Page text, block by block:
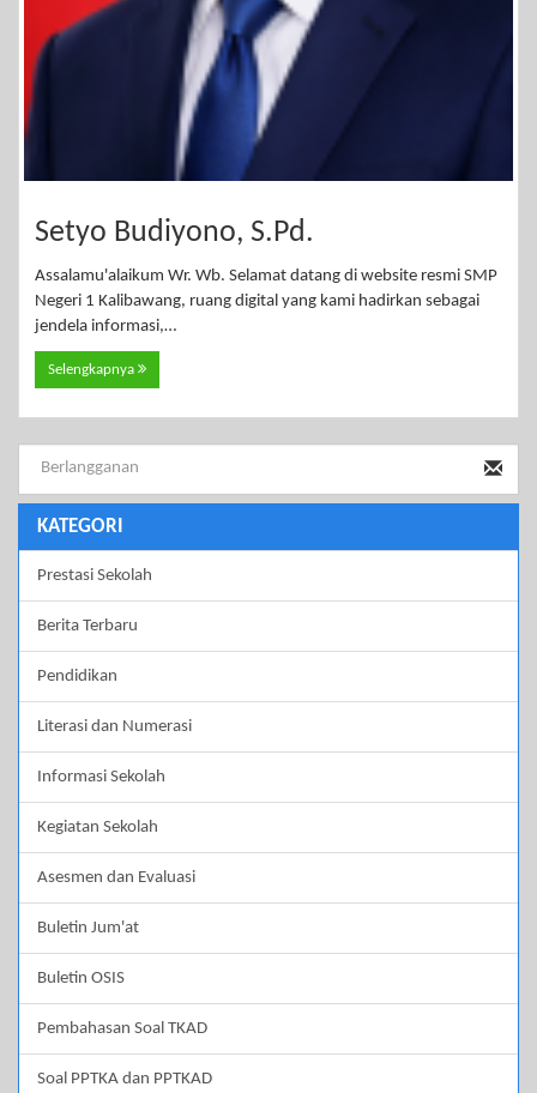
Setyo Budiyono, S.Pd.
Assalamu'alaikum Wr. Wb. Selamat datang di website resmi SMP
Negeri 1 Kalibawang, ruang digital yang kami hadirkan sebagai
jendela informasi,…
Selengkapnya
KATEGORI
Prestasi Sekolah
Berita Terbaru
Pendidikan
Literasi dan Numerasi
Informasi Sekolah
Kegiatan Sekolah
Asesmen dan Evaluasi
Buletin Jum'at
Buletin OSIS
Pembahasan Soal TKAD
Soal PPTKA dan PPTKAD